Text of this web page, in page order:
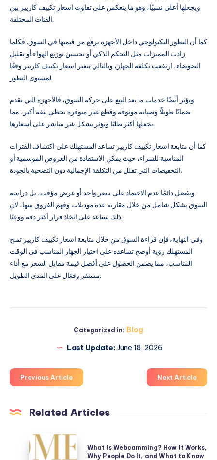
ويجعلها أعلى نسبيًا، وهو ما ينعكس على تفاوت اسعار تكييف كاريير بين
الفئات المختلفة.
كما أن التطور التكنولوجي داخل الأجهزة يرفع من قيمتها في السوق. فكلما
زادت المميزات مثل التحكم الذكي أو تحسين توزيع الهواء أو تقليل
الضوضاء، ارتفعت تكلفة الجهاز، وبالتالي تتغير اسعار تكييف كاريير وفقًا
لمستوى التطور.
وتؤثر أيضًا خدمات ما بعد البيع على حركة السوق، فالأجهزة التي تقدم
ضمانًا طويلًا وصيانة موثوقة وقطع غيار متوفرة تحظى بثقة أكبر، مما
يجعلها أكثر طلبًا ويؤثر بشكل غير مباشر على أسعارها.
كما أن متابعة اسعار تكييف كاريير تساعد المستهلك على اكتشاف الفترات
المناسبة للشراء، حيث يمكن الاستفادة من العروض الموسمية أو
التخفيضات التي تقلل من التكلفة الإجمالية دون التضحية بالجودة.
ويفضل دائمًا عدم الاعتماد على سعر واحد أو عرض مؤقت، بل دراسة
السوق بشكل شامل من خلال مقارنة عدة موديلات وفهم الفروق بينها، لأن
ذلك يساعد على اتخاذ قرار أكثر دقة ووعيًا.
وفي النهاية، فإن قراءة السوق من خلال متابعة اسعار تكييف كاريير تمنح
المستهلك رؤية أوضح تساعده على اختيار الجهاز المناسب في الوقت
المناسب، مما يضمن الحصول على أفضل قيمة مقابل السعر مع أداء
مستقر وفعّال على المدى الطويل.
Categorized in: Blog
Last Update: June 18, 2026
Previous Article Next Article
Related Articles
What
Is
What Is Webcamming? How It Works,
Why People Do It, and What to Know